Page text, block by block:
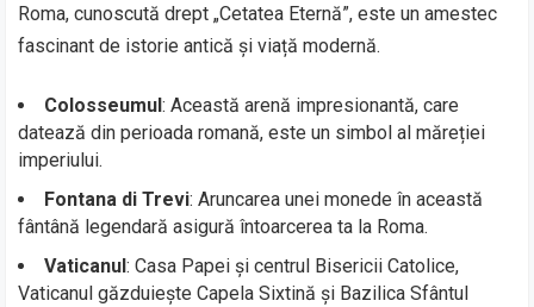
Roma, cunoscută drept „Cetatea Eternă”, este un amestec
fascinant de istorie antică și viață modernă.
Colosseumul: Această arenă impresionantă, care
datează din perioada romană, este un simbol al măreției
imperiului.
Fontana di Trevi: Aruncarea unei monede în această
fântână legendară asigură întoarcerea ta la Roma.
Vaticanul: Casa Papei și centrul Bisericii Catolice,
Vaticanul găzduiește Capela Sixtină și Bazilica Sfântul